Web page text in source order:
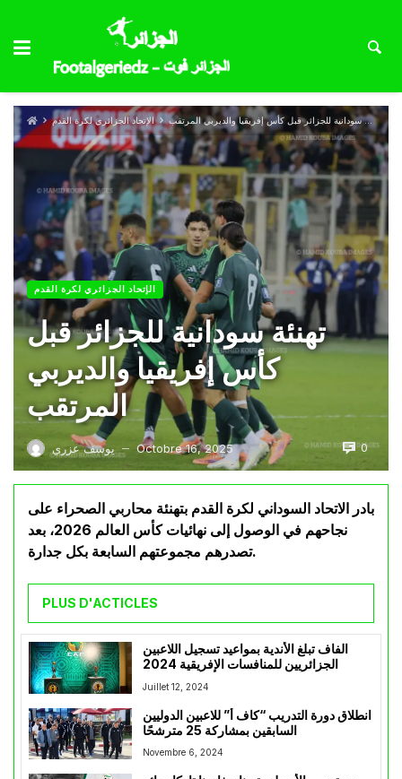
الإتحاد الجزائري لكرة القدم تهنئة سودانية للجزائر قبل كأس إفريقيا والديربي المرتقب
الإتحاد الجزائري لكرة القدم
تهنئة سودانية للجزائر قبل
كأس إفريقيا والديربي
المرتقب
يوسف عزري — Octobre 16, 2025 0
بادر الاتحاد السوداني لكرة القدم بتهنئة محاربي الصحراء على
نجاحهم في الوصول إلى نهائيات كأس العالم 2026، بعد
تصدرهم مجموعتهم السابعة بكل جدارة.
PLUS D'ACTICLES
الفاف تبلغ الأندية بمواعيد تسجيل اللاعبين
الجزائريين للمنافسات الإفريقية 2024
Juillet 12, 2024
انطلاق دورة التدريب “كاف أ” للاعبين الدوليين
السابقين بمشاركة 25 مترشحًا
Novembre 6, 2024